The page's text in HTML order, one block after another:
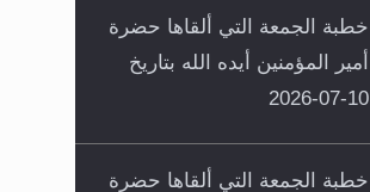
خطبة الجمعة التي ألقاها حضرة
أمير المؤمنين أيده الله بتاريخ
10-07-2026
خطبة الجمعة التي ألقاها حضرة